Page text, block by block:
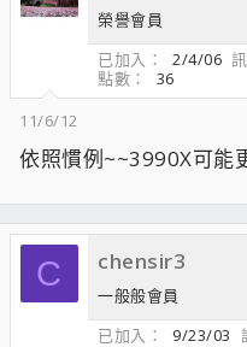
榮譽會員
已加入
2/4/06
點數
36
11/6/12
依照慣例~~3990X可能
C chensir3
一般般會員
已加入
9/23/03